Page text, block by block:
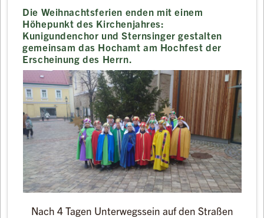
Die Weihnachtsferien enden mit einem
Höhepunkt des Kirchenjahres:
Kunigundenchor und Sternsinger gestalten
gemeinsam das Hochamt am Hochfest der
Erscheinung des Herrn.
Nach 4 Tagen Unterwegssein auf den Straßen